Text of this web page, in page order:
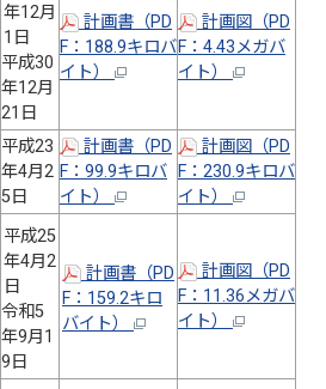
年12月
1日
平成30
年12月
21日
計画書（PD
F：188.9キロバ
イト）
計画図（PD
F：4.43メガバ
イト）
平成23
年4月2
5日
計画書（PD
F：99.9キロバ
イト）
計画図（PD
F：230.9キロバ
イト）
平成25
年4月2
日
令和5
年9月1
9日
計画書（PD
F：159.2キロ
バイト）
計画図（PD
F：11.36メガバ
イト）